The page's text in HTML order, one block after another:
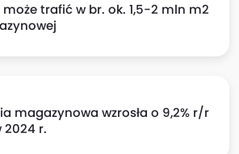
trafić w br. ok. 1,5-2 mln m2
magazynowa wzrosła o 9,2% r/r
2024 r.